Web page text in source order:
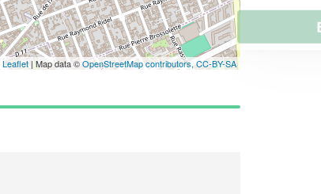
Leaflet| Map data ©OpenStreetMap contributors,CC-BY-SA
En savoir plus